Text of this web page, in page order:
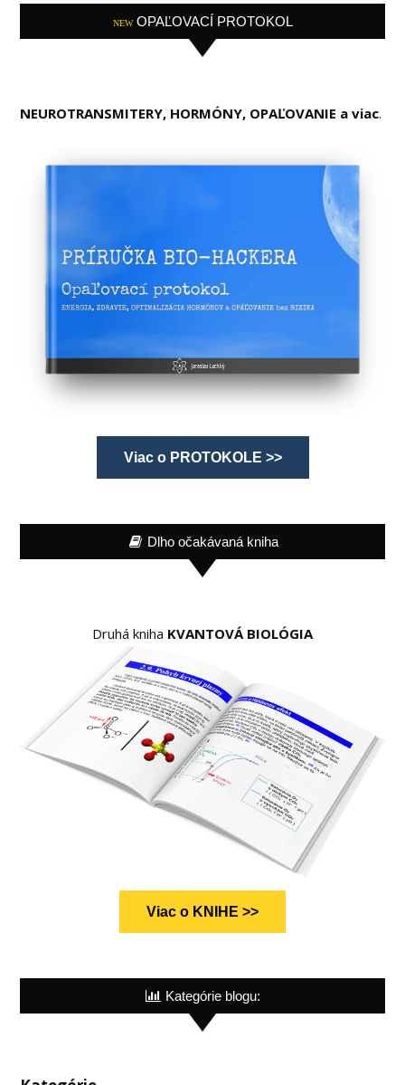
NEW OPAĽOVACÍ PROTOKOL
NEUROTRANSMITERY, HORMÓNY, OPAĽOVANIE a viac.
Viac o PROTOKOLE >>
Dlho očakávaná kniha
Druhá kniha KVANTOVÁ BIOLÓGIA
Viac o KNIHE >>
Kategórie blogu: